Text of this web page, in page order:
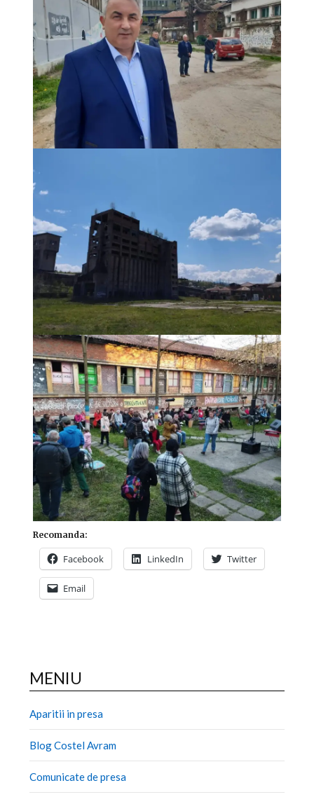
Recomanda:
Facebook LinkedIn Twitter
Email
MENIU
Aparitii in presa
Blog Costel Avram
Comunicate de presa